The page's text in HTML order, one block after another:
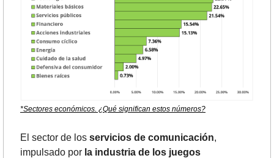
*Sectores económicos. ¿Qué significan estos números?
El sector de los servicios de comunicación,
impulsado por la industria de los juegos